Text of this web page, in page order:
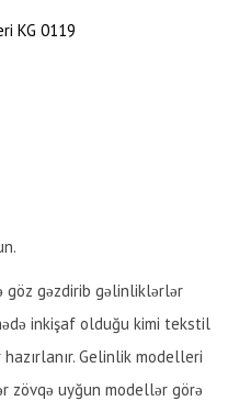
KG 0119
göz gəzdirib gəlinliklərlər
inkişaf olduğu kimi tekstil
Gelinlik modelleri
zövqə uyğun modellər görə